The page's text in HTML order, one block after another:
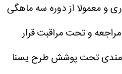
و معمولا از دوره سه ماهگی
و تحت مراقبت قرار
تحت پوشش طرح یسنا